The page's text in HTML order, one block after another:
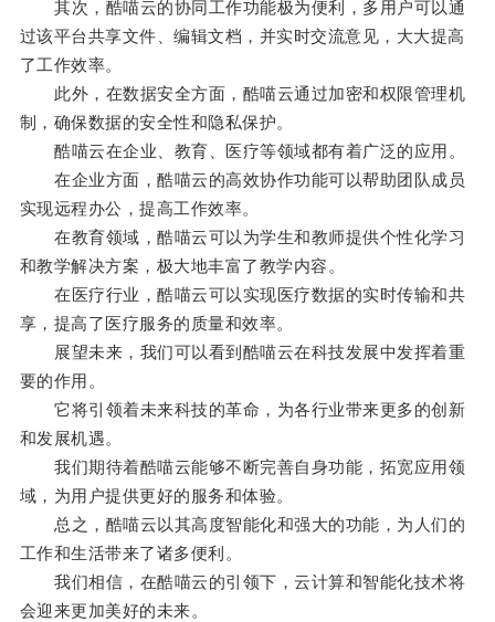
其次，酷喵云的协同工作功能极为便利，多用户可以通
过该平台共享文件、编辑文档，并实时交流意见，大大提高
了工作效率。
此外，在数据安全方面，酷喵云通过加密和权限管理机
制，确保数据的安全性和隐私保护。
酷喵云在企业、教育、医疗等领域都有着广泛的应用。
在企业方面，酷喵云的高效协作功能可以帮助团队成员
实现远程办公，提高工作效率。
在教育领域，酷喵云可以为学生和教师提供个性化学习
和教学解决方案，极大地丰富了教学内容。
在医疗行业，酷喵云可以实现医疗数据的实时传输和共
享，提高了医疗服务的质量和效率。
展望未来，我们可以看到酷喵云在科技发展中发挥着重
要的作用。
它将引领着未来科技的革命，为各行业带来更多的创新
和发展机遇。
我们期待着酷喵云能够不断完善自身功能，拓宽应用领
域，为用户提供更好的服务和体验。
总之，酷喵云以其高度智能化和强大的功能，为人们的
工作和生活带来了诸多便利。
我们相信，在酷喵云的引领下，云计算和智能化技术将
会迎来更加美好的未来。